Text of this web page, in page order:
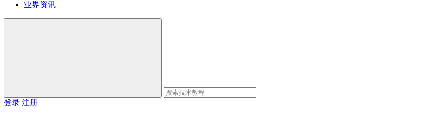
业界资讯
登录 注册